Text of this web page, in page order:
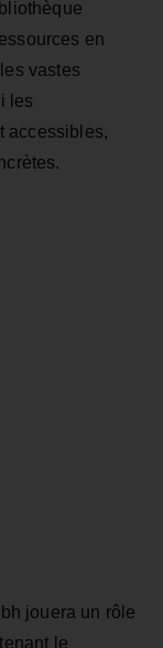
en
vastes
les
accessibles,
jouera un rôle
le